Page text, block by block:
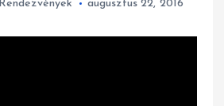
Rendezvények augusztus 22, 2016